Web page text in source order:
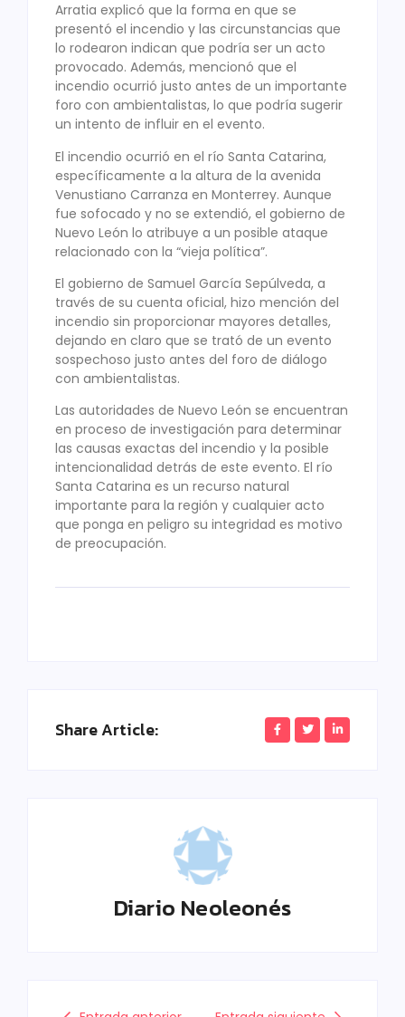
Arratia explicó que la forma en que se
presentó el incendio y las circunstancias que
lo rodearon indican que podría ser un acto
provocado. Además, mencionó que el
incendio ocurrió justo antes de un importante
foro con ambientalistas, lo que podría sugerir
un intento de influir en el evento.
El incendio ocurrió en el río Santa Catarina,
específicamente a la altura de la avenida
Venustiano Carranza en Monterrey. Aunque
fue sofocado y no se extendió, el gobierno de
Nuevo León lo atribuye a un posible ataque
relacionado con la “vieja política”.
El gobierno de Samuel García Sepúlveda, a
través de su cuenta oficial, hizo mención del
incendio sin proporcionar mayores detalles,
dejando en claro que se trató de un evento
sospechoso justo antes del foro de diálogo
con ambientalistas.
Las autoridades de Nuevo León se encuentran
en proceso de investigación para determinar
las causas exactas del incendio y la posible
intencionalidad detrás de este evento. El río
Santa Catarina es un recurso natural
importante para la región y cualquier acto
que ponga en peligro su integridad es motivo
de preocupación.
Share Article:
Diario Neoleonés